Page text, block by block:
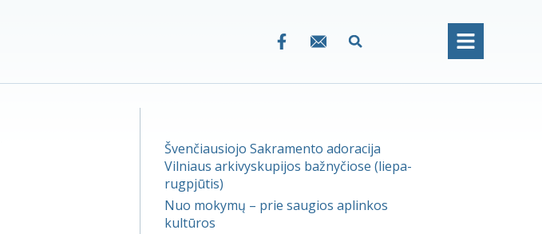
Švenčiausiojo Sakramento adoracija
Vilniaus arkivyskupijos bažnyčiose (liepa-
rugpjūtis)
Nuo mokymų – prie saugios aplinkos
kultūros